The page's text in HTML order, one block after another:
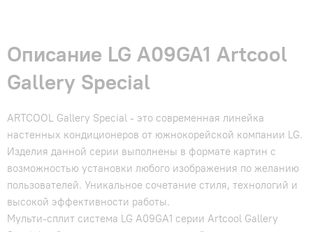
Описание LG A09GA1 Artcool
Gallery Special
ARTCOOL Gallery Special - это современная линейка
настенных кондиционеров от южнокорейской компании LG.
Изделия данной серии выполнены в формате картин с
возможностью установки любого изображения по желанию
пользователей. Уникальное сочетание стиля, технологий и
высокой эффективности работы.
Мульти-сплит система LG A09GA1 серии Artcool Gallery